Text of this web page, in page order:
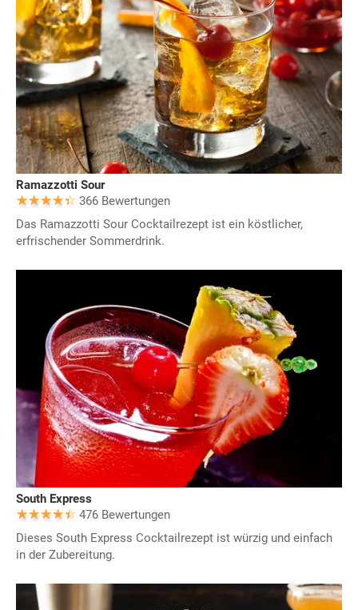
Ramazzotti Sour
366 Bewertungen
Das Ramazzotti Sour Cocktailrezept ist ein köstlicher,
erfrischender Sommerdrink.
South Express
476 Bewertungen
Dieses South Express Cocktailrezept ist würzig und einfach
in der Zubereitung.